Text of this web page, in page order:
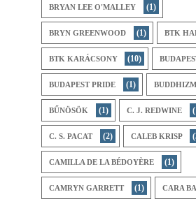
BRYAN LEE O'MALLEY (1)
BRYN GREENWOOD (1) BTK
BTK KARÁCSONY (10)
BUDAPEST PRIDE (1)
BŰNÖSÖK (1) C. J. REDWINE
C. S. PACAT (2) CALEB KRISP
CAMILLA DE LA BÉDOYÈRE (1)
CAMRYN GARRETT (1) CARA